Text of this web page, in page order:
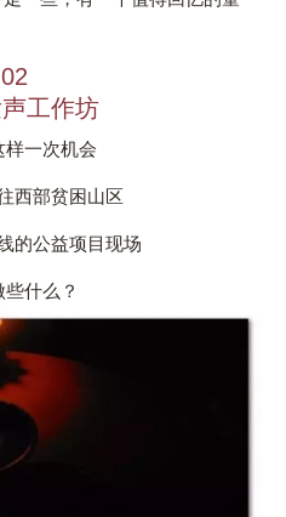
02
工作坊
样一次机会
西部贫困山区
的公益项目现场
什么？